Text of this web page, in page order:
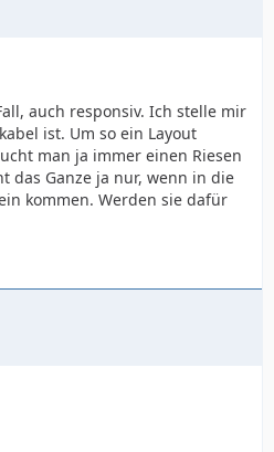
auch responsiv. Ich stelle mir
ist. Um so ein Layout
man ja immer einen Riesen
das Ganze ja nur, wenn in die
kommen. Werden sie dafür